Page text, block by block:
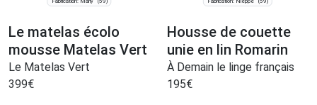
Le matelas écolo
mousse Matelas Vert
Le Matelas Vert
399€
Housse de couette
unie en lin Romarin
À Demain le linge français
195€